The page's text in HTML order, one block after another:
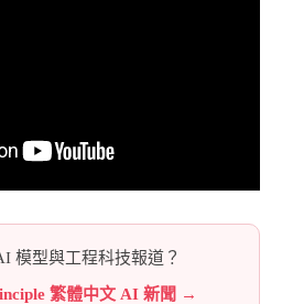
模型與工程科技報道？
繁體中文 AI 新聞 →